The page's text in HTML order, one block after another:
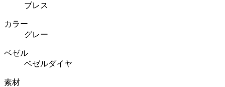
ブレス
カラー
グレー
ベゼル
ベゼルダイヤ
素材